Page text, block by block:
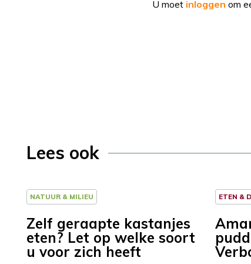
U moet inloggen om
Lees ook
NATUUR & MILIEU
Zelf geraapte kastanjes
eten? Let op welke soort
u voor zich heeft
ETEN &